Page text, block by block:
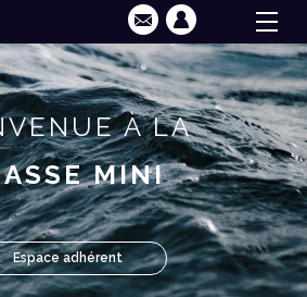
À LA
MINI
Espace adhérent